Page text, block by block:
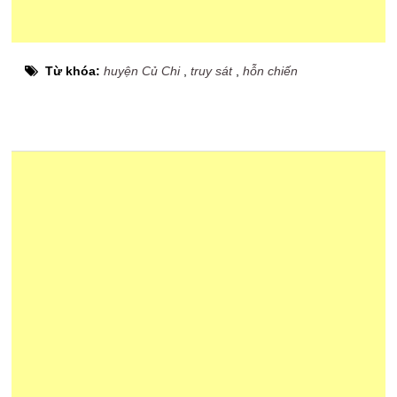
Từ khóa:huyện Củ Chi,truy sát,hỗn chiến